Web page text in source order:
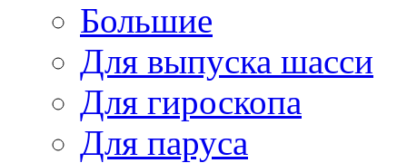
Большие
Для выпуска шасси
Для гироскопа
Для паруса